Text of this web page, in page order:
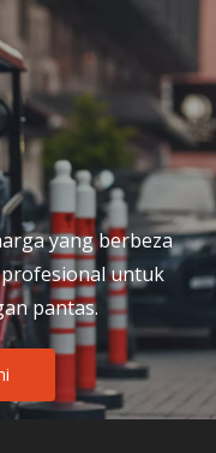
beca elektrik
yang berbeza
untuk
pantas.